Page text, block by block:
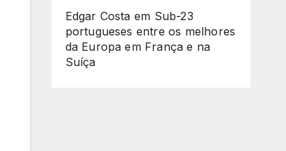
Edgar Costa em Sub-23
portugueses entre os melhores
da Europa em França e na
Suíça